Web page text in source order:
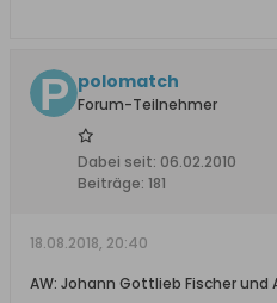
polomatch
Forum-Teilnehmer
Dabei seit: 06.02.2010
Beiträge: 181
18.08.2018, 20:40
AW: Johann Gottlieb Fischer und